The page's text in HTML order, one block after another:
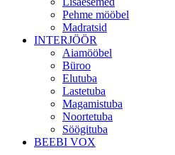
Pehme mööbel
Madratsid
INTERJÖÖR
Aiamööbel
Büroo
Elutuba
Lastetuba
Magamistuba
Noortetuba
Söögituba
BEEBI VOX